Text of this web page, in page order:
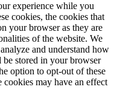
experience while you
cookies, the cookies that
your browser as they are
of the website. We
and understand how
stored in your browser
option to opt-out of these
may have an effect